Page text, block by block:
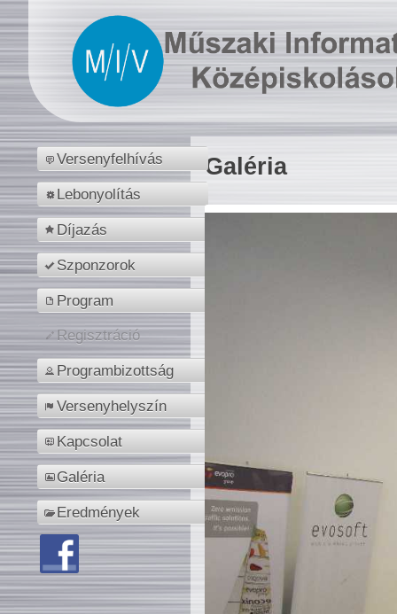
Versenyfelhívás
Lebonyolítás
Díjazás
Szponzorok
Program
Regisztráció
Programbizottság
Versenyhelyszín
Kapcsolat
Galéria
Eredmények
Galéria